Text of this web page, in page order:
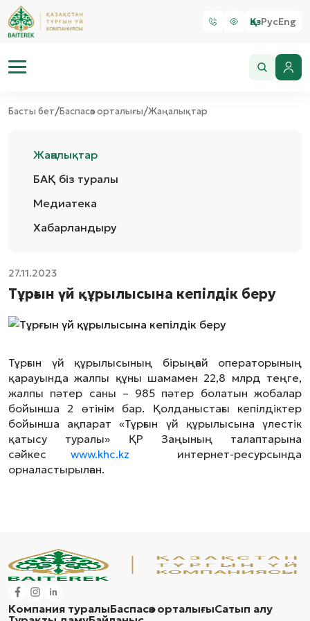
ҚазРусEng
Басты бет/Баспасөз орталығы/Жаңалықтар
Жаңалықтар
БАҚ біз туралы
Медиатека
Хабарландыру
27.11.2023
Тұрғын үй құрылысына кепілдік беру
Тұрғын үй құрылысының бірыңғай операторының
қарауында жалпы құны шамамен 22,8 млрд теңге,
жалпы пәтер саны – 985 пәтер болатын жобалар
бойынша 2 өтінім бар. Қолданыстағы кепілдіктер
бойынша ақпарат «Тұрғын үй құрылысына үлестік
қатысу туралы» ҚР Заңының талаптарына
сәйкес www.khc.kz интернет-ресурсында
орналастырылған.
Компания туралыБаспасөз орталығыСатып алу